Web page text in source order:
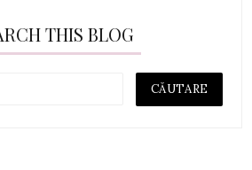
THIS BLOG